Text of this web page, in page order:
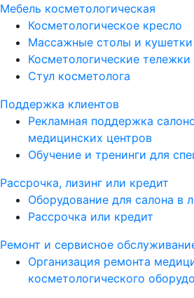
Мебель косметологическая
Косметологическое кресло
Массажные столы и кушетки
Косметологические
Стул косметолога
Поддержка клиентов
Рекламная поддержка
медицинских центров
Обучение и тренинги для
Рассрочка, лизинг или кредит
Оборудование для салона в
Рассрочка или кредит
Ремонт и сервисное
Организация ремонта
косметологического